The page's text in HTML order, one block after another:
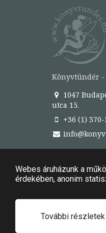
Könyvtündér -
1047
utca 15.
+36 (1) 370-
© Copyright